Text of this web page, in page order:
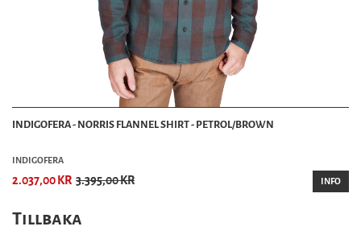
INDIGOFERA - NORRIS FLANNEL SHIRT - PETROL/BROWN
INDIGOFERA
2.037,00 KR 3.395,00 KR INFO
Tillbaka